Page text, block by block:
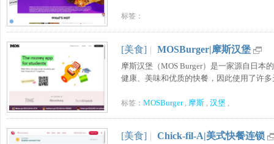
标签：
[美食] | MOSBurger|摩斯汉堡
摩斯汉堡（MOS Burger）是一家源自日本
健康、美味和优质的快餐，因此使用了许多
标签： MOSBurger, 摩斯 , 汉堡 ,
[美食] | Chick-fil-A|美式快餐连锁